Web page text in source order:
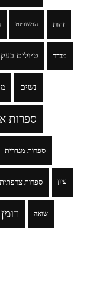
המשוטט זהות
טיולים מגדר
נשים
ספרות
ספרות מגדרית
ספרות צרפתית עיון
שואה